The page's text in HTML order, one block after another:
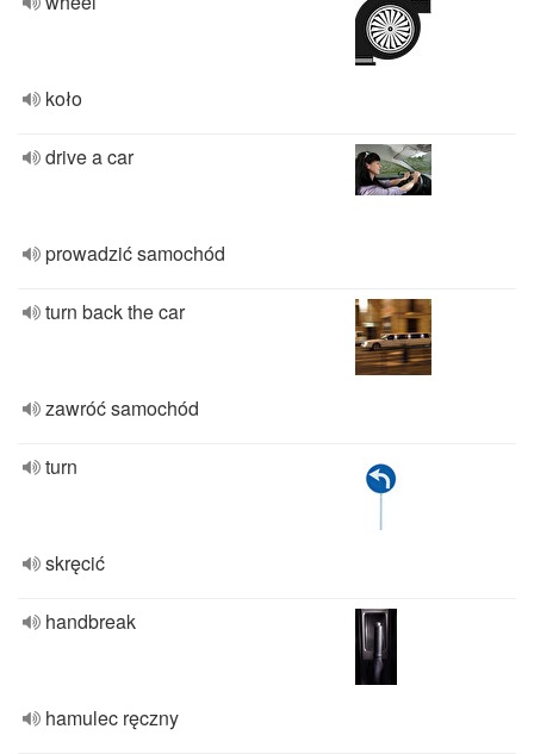
koło
drive a car
prowadzić samochód
turn back the car
zawróć samochód
turn
skręcić
handbreak
hamulec ręczny